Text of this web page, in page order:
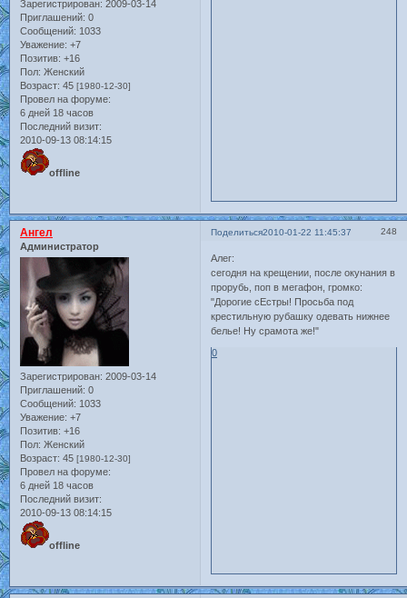
Зарегистрирован: 2009-03-14
Приглашений: 0
Сообщений: 1033
Уважение: +7
Позитив: +16
Пол: Женский
Возраст: 45 [1980-12-30]
Провел на форуме:
6 дней 18 часов
Последний визит:
2010-09-13 08:14:15
offline
Поделиться 248
2010-01-22 11:45:37
Ангел
Администратор
Зарегистрирован: 2009-03-14
Приглашений: 0
Сообщений: 1033
Уважение: +7
Позитив: +16
Пол: Женский
Возраст: 45 [1980-12-30]
Провел на форуме:
6 дней 18 часов
Последний визит:
2010-09-13 08:14:15
offline
Алег:
сегодня на крещении, после окунания в
прорубь, поп в мегафон, громко:
"Дорогие сЕстры! Просьба под
крестильную рубашку одевать нижнее
белье! Ну срамота же!"
0